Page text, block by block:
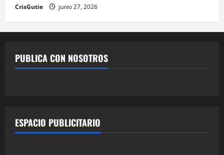
CrisGutie junio 27, 2026
PUBLICA CON NOSOTROS
ESPACIO PUBLICITARIO